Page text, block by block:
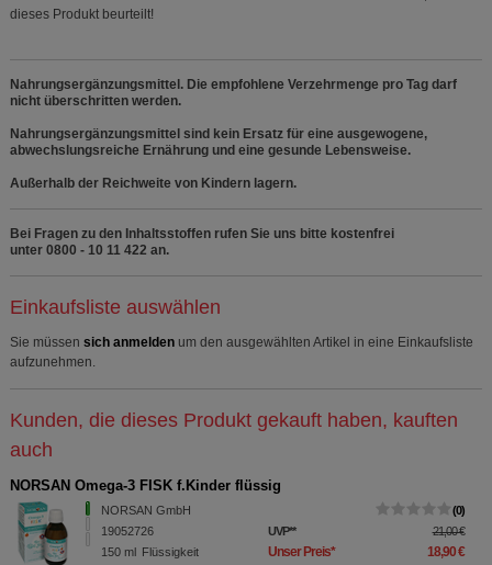
dieses Produkt beurteilt!
Nahrungsergänzungsmittel. Die empfohlene Verzehrmenge pro Tag darf
nicht überschritten werden.
Nahrungsergänzungsmittel sind kein Ersatz für eine ausgewogene,
abwechslungsreiche Ernährung und eine gesunde Lebensweise.
Außerhalb der Reichweite von Kindern lagern.
Bei Fragen zu den Inhaltsstoffen rufen Sie uns bitte kostenfrei
unter 0800 - 10 11 422 an.
Einkaufsliste auswählen
Sie müssen sich anmelden um den ausgewählten Artikel in eine Einkaufsliste
aufzunehmen.
Kunden, die dieses Produkt gekauft haben, kauften
auch
NORSAN Omega-3 FISK f.Kinder flüssig
NORSAN GmbH
19052726
150 ml Flüssigkeit
0
UVP** 21,00 €
Unser Preis* 18,90 €